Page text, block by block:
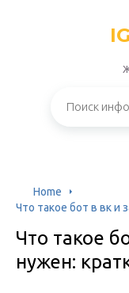
Home
Что такое бот в вк и
Что такое
нужен: